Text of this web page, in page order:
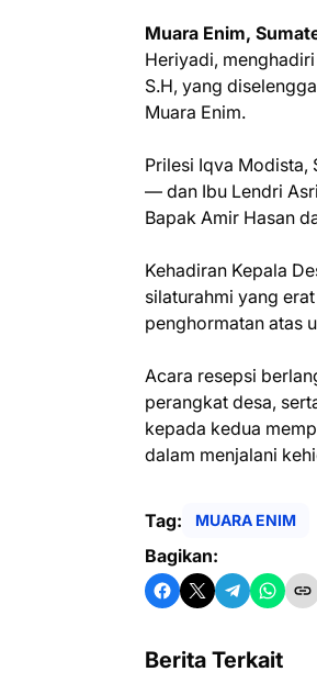
Muara Enim,
Heriyadi,
S.H, yang
Muara Enim.
Prilesi Iqva Modista,
— dan Ibu Lendri
Bapak Amir Hasan
Kehadiran Kepala
silaturahmi yang
penghormatan atas
Acara resepsi
perangkat desa,
kepada kedua
dalam menjalani
Tag: MUARA ENIM
Bagikan:
Berita Terkait